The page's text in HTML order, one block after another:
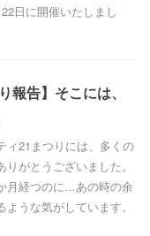
日に開催いたしまし
報告】そこには、
ィ21まつりには、多くの
がとうございました。
月経つのに…あの時の余
うな気がしています。